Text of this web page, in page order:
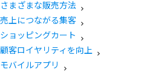
さまざまな販売方法
売上につながる集客
ショッピングカート
顧客ロイヤリティを向上
モバイルアプリ